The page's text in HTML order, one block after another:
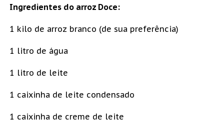
Ingredientes do arroz Doce:
1 kilo de arroz branco (de sua preferência)
1 litro de água
1 litro de leite
1 caixinha de leite condensado
1 caixinha de creme de leite